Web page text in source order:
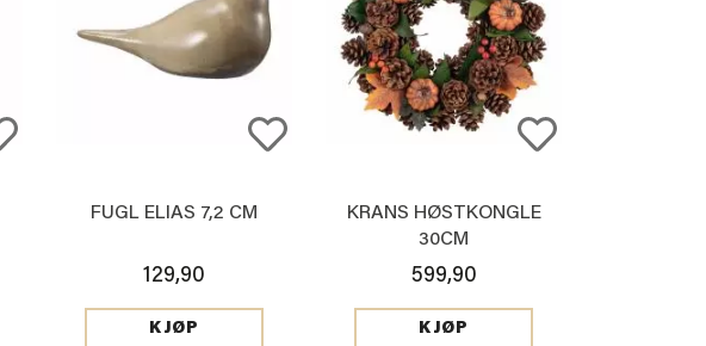
FUGL ELIAS 7,2 CM
129,90
KJØP
KRANS HØSTKONGLE
30CM
599,90
KJØP